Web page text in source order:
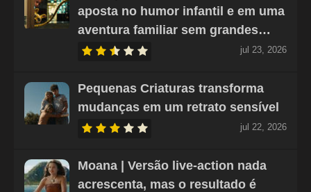
aposta no humor infantil e em uma
aventura familiar sem grandes…
jul 23, 2026
Pequenas Criaturas transforma
mudanças em um retrato sensível
jul 22, 2026
Moana | Versão live-action nada
acrescenta, mas o resultado é